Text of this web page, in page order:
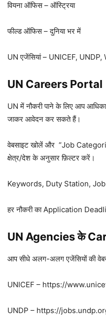
वियना ऑफिस – ऑस्ट्रिया
फील्ड ऑफिस – दुनिया भर में
UN एजेंसियां – UNICEF,
UN Careers Portal
UN में नौकरी पाने के लिए आप
जाकर आवेदन कर सकते हैं।
वेबसाइट खोलें और “Job
क्षेत्र/देश के अनुसार फ़िल्टर करें।
Keywords, Duty Station, Job
हर नौकरी का Application
UN Agencies के
आप सीधे अलग-अलग एजेंसियों की
UNICEF – https://
UNDP – https://